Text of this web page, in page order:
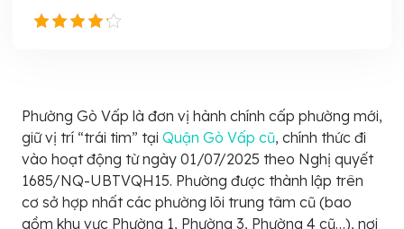
Phường Gò Vấp là đơn vị hành chính cấp phường mới,
giữ vị trí “trái tim” tại Quận Gò Vấp cũ, chính thức đi
vào hoạt động từ ngày 01/07/2025 theo Nghị quyết
1685/NQ-UBTVQH15. Phường được thành lập trên
cơ sở hợp nhất các phường lõi trung tâm cũ (bao
gồm khu vực Phường 1, Phường 3, Phường 4 cũ…), nơi